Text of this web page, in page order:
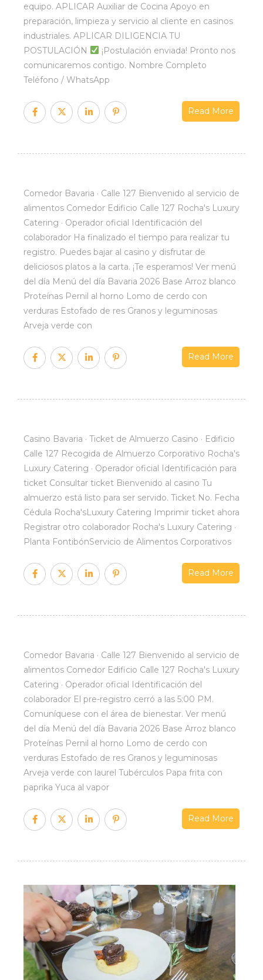
equipo. APLICAR Auxiliar de Cocina Apoyo en
preparación, limpieza y servicio al cliente en casinos
industriales. APLICAR DILIGENCIA TU
POSTULACIÓN
¡Postulación enviada! Pronto nos
comunicaremos contigo. Nombre Completo
Teléfono / WhatsApp
Read More
Comedor Bavaria · Calle 127 Bienvenido al servicio de
alimentos Comedor Edificio Calle 127 Rocha's Luxury
Catering · Operador oficial Identificación del
colaborador Ha finalizado el tiempo para realizar tu
registro. Puedes bajar al casino y disfrutar de
deliciosos platos a la carta. ¡Te esperamos! Ver menú
del día Menú del día Bavaria 2026 Base Arroz blanco
Proteínas Pernil al horno Lomo de cerdo con
verduras Estofado de res Granos y leguminosas
Arveja verde con
Read More
Casino Bavaria · Ticket de Almuerzo Casino · Edificio
Calle 127 Recogida de Almuerzo Corporativo Rocha's
Luxury Catering · Operador oficial Identificación para
ticket Consultar ticket Bienvenido al casino Tu
almuerzo está listo para ser servido. Ticket No. Fecha
Cédula Rocha'sLuxury Catering Imprimir ticket ahora
Registrar otro colaborador Rocha's Luxury Catering ·
Planta FontibónServicio de Alimentos Corporativos
Read More
Comedor Bavaria · Calle 127 Bienvenido al servicio de
alimentos Comedor Edificio Calle 127 Rocha's Luxury
Catering · Operador oficial Identificación del
colaborador El pre-registro cerró a las 5:00 PM.
Comuníquese con el área de bienestar. Ver menú
del día Menú del día Bavaria 2026 Base Arroz blanco
Proteínas Pernil al horno Lomo de cerdo con
verduras Estofado de res Granos y leguminosas
Arveja verde con laurel Tubérculos Papa frita con
paprika Yuca al vapor
Read More